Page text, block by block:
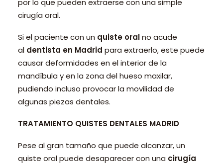
por lo que pueden extraerse con una simple
cirugía oral.
Si el paciente con un quiste oralno acude
al dentista en Madrid para extraerlo, este puede
causar deformidades en el interior de la
mandíbula y en la zona del hueso maxilar,
pudiendo incluso provocar la movilidad de
algunas piezas dentales.
TRATAMIENTO QUISTES DENTALES MADRID
Pese al gran tamaño que puede alcanzar, un
quiste oral puede desaparecer con una cirugía